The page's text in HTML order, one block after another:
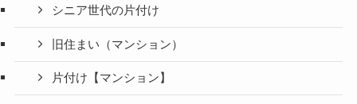
シニア世代の片付け
旧住まい（マンション）
片付け【マンション】